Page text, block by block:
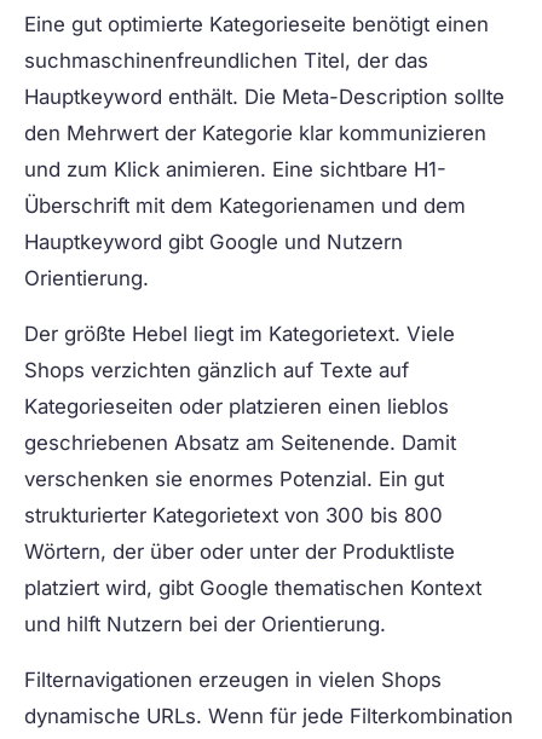
Eine gut optimierte Kategorieseite benötigt einen
suchmaschinenfreundlichen Titel, der das
Hauptkeyword enthält. Die Meta-Description sollte
den Mehrwert der Kategorie klar kommunizieren
und zum Klick animieren. Eine sichtbare H1-
Überschrift mit dem Kategorienamen und dem
Hauptkeyword gibt Google und Nutzern
Orientierung.
Der größte Hebel liegt im Kategorietext. Viele
Shops verzichten gänzlich auf Texte auf
Kategorieseiten oder platzieren einen lieblos
geschriebenen Absatz am Seitenende. Damit
verschenken sie enormes Potenzial. Ein gut
strukturierter Kategorietext von 300 bis 800
Wörtern, der über oder unter der Produktliste
platziert wird, gibt Google thematischen Kontext
und hilft Nutzern bei der Orientierung.
Filternavigationen erzeugen in vielen Shops
dynamische URLs. Wenn für jede Filterkombination